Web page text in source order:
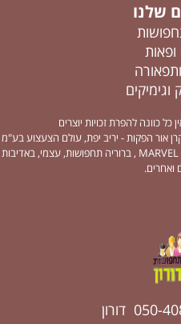
שלנו
ופאות
וגימיקים
כוונה להפרת זכויות יוצרים
אור הפקות - יריב יפת, עולם הצעצוע בע"מ
-ענת עיצובים - תחפושות וחיוכים , שושי זוהר, MARVEL , ברוריה תחפושות, עצמי, באדיבות
ואחרים.
דורון